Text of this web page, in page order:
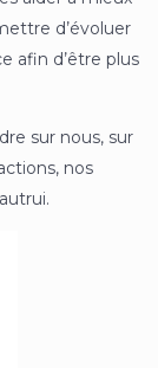
d’évoluer
afin d’être plus
sur nous, sur
nos